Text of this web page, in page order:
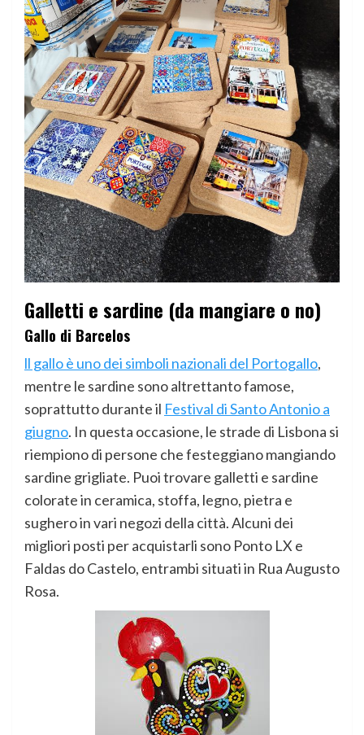
Galletti e sardine (da mangiare o no)
Gallo di Barcelos
ll gallo è uno dei simboli nazionali del Portogallo,
mentre le sardine sono altrettanto famose,
soprattutto durante il Festival di Santo Antonio a
giugno. In questa occasione, le strade di Lisbona si
riempiono di persone che festeggiano mangiando
sardine grigliate. Puoi trovare galletti e sardine
colorate in ceramica, stoffa, legno, pietra e
sughero in vari negozi della città. Alcuni dei
migliori posti per acquistarli sono Ponto LX e
Faldas do Castelo, entrambi situati in Rua Augusto
Rosa.